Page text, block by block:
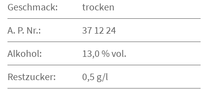
Geschmack:
trocken
A. P. Nr.:
37 12 24
Alkohol:
13,0 % vol.
Restzucker:
0,5 g/l